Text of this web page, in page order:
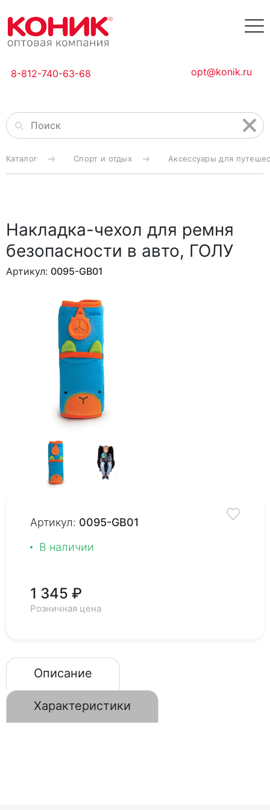
8-812-740-63-68 opt@konik.ru
Каталог Спорт и отдых Аксессуары для
Накладка-чехол для ремня
безопасности в авто, ГОЛУ
Артикул: 0095-GB01
Артикул: 0095-GB01
В наличии
1 345 ₽
Розничная цена
Описание
Характеристики